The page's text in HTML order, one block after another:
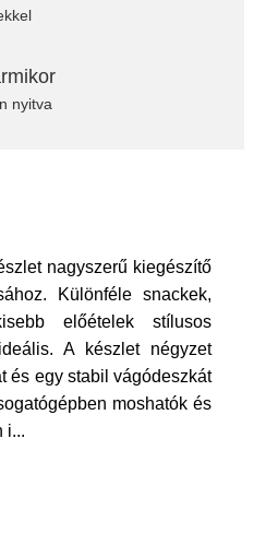
nyitva
nagyszerű kiegészítő
Különféle snackek,
előételek stílusos
A készlet négyzet
és egy stabil vágódeszkát
moshatók és
i...